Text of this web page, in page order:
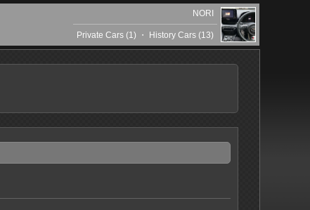
NORI
Private Cars (1) ・ History Cars (13)